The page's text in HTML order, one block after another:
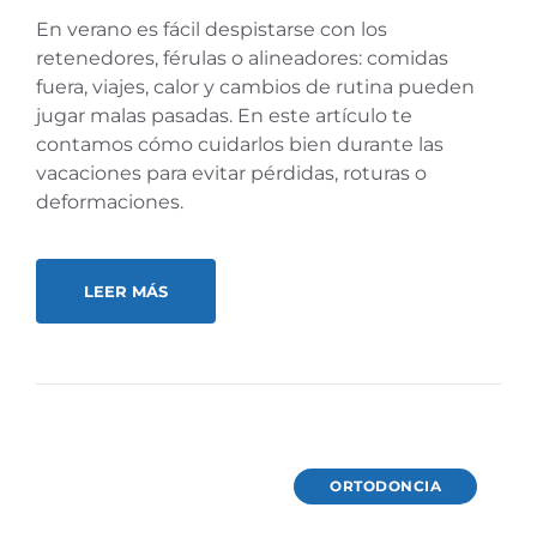
En verano es fácil despistarse con los
retenedores, férulas o alineadores: comidas
fuera, viajes, calor y cambios de rutina pueden
jugar malas pasadas. En este artículo te
contamos cómo cuidarlos bien durante las
vacaciones para evitar pérdidas, roturas o
deformaciones.
LEER MÁS
ORTODONCIA